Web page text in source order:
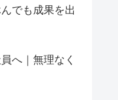
でも成果を出
へ｜無理なく